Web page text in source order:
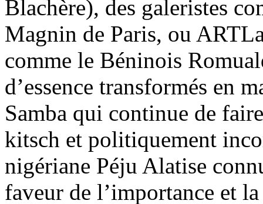
Blachère), des galeristes
Magnin de Paris, ou
comme le Béninois
d’essence transformés en
Samba qui continue de
kitsch et politiquement
nigériane Péju Alatise
faveur de l’importance et